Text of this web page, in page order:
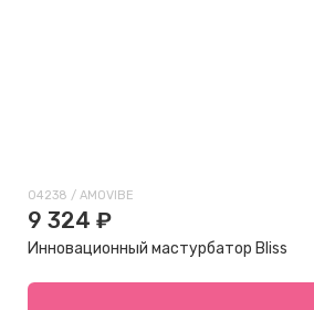
04238 / AMOVIBE
9 324 ₽
Инновационный мастурбатор Bliss